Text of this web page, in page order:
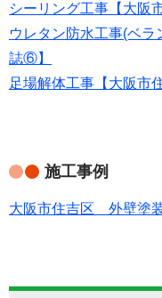
シーリング工事【大
ウレタン防水工事(ベ
誌⑥】
足場解体工事【大阪
施工事例
大阪市住吉区 外壁塗